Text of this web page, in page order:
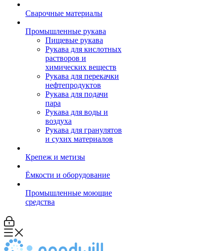
Сварочные материалы
Промышленные рукава
Пищевые рукава
Рукава для кислотных
растворов и
химических веществ
Рукава для перекачки
нефтепродуктов
Рукава для подачи
пара
Рукава для воды и
воздуха
Рукава для гранулятов
и сухих материалов
Крепеж и метизы
Ёмкости и оборудование
Промышленные моющие
средства